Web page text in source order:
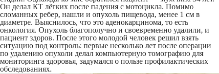
Он делал КТ лёгких после падения с мотоцикла. Помимо
сломанных ребер, нашли и опухоль пищевода, менее 1 см в
диаметре. Выяснилось, что это аденокарцинома, то есть
онкология. Опухоль благополучно и своевременно удалили, и
пациент здоров. После этого молодой человек решил взять
ситуацию под контроль: первые несколько лет после операции
по удалению опухоли делал компьютерную томографию для
мониторинга здоровья, задумался о пользе профилактических
обследованиях.